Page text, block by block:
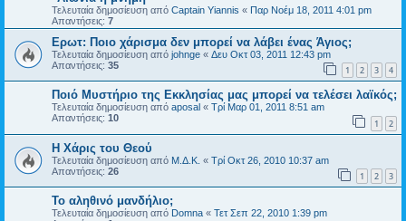
Τελευταία δημοσίευση από Captain Yiannis « Παρ Νοέμ 18, 2011 4:01 pm
Απαντήσεις: 7
Ερωτ: Ποιο χάρισμα δεν μπορεί να λάβει ένας Άγιος;
Τελευταία δημοσίευση από johnge « Δευ Οκτ 03, 2011 12:43 pm
Απαντήσεις: 35 1 2 3 4
Ποιό Μυστήριο της Εκκλησίας μας μπορεί να τελέσει λαϊκός;
Τελευταία δημοσίευση από aposal « Τρί Μαρ 01, 2011 8:51 am
Απαντήσεις: 10 1 2
Η Χάρις του Θεού
Τελευταία δημοσίευση από Μ.Δ.Κ. « Τρί Οκτ 26, 2010 10:37 am
Απαντήσεις: 26 1 2 3
Το αληθινό μανδήλιο;
Τελευταία δημοσίευση από Domna « Τετ Σεπ 22, 2010 1:39 pm